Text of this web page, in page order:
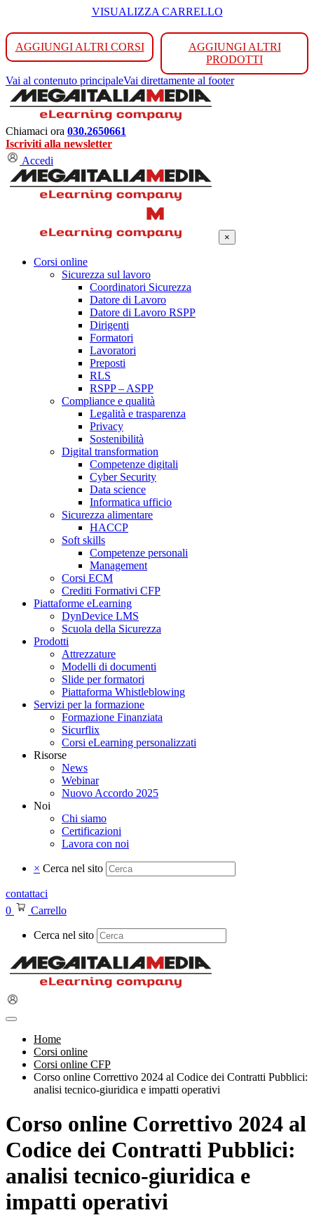
VISUALIZZA CARRELLO
AGGIUNGI ALTRI CORSI
AGGIUNGI ALTRI
PRODOTTI
Vai al contenuto principaleVai direttamente al footer
Chiamaci ora 030.2650661
Iscriviti alla newsletter
Accedi
×
Corsi online
Sicurezza sul lavoro
Coordinatori Sicurezza
Datore di Lavoro
Datore di Lavoro RSPP
Dirigenti
Formatori
Lavoratori
Preposti
RLS
RSPP – ASPP
Compliance e qualità
Legalità e trasparenza
Privacy
Sostenibilità
Digital transformation
Competenze digitali
Cyber Security
Data science
Informatica ufficio
Sicurezza alimentare
HACCP
Soft skills
Competenze personali
Management
Corsi ECM
Crediti Formativi CFP
Piattaforme eLearning
DynDevice LMS
Scuola della Sicurezza
Prodotti
Attrezzature
Modelli di documenti
Slide per formatori
Piattaforma Whistleblowing
Servizi per la formazione
Formazione Finanziata
Sicurflix
Corsi eLearning personalizzati
Risorse
News
Webinar
Nuovo Accordo 2025
Noi
Chi siamo
Certificazioni
Lavora con noi
× Cerca nel sito
contattaci
0
Carrello
Cerca nel sito
Home
Corsi online
Corsi online CFP
Corso online Correttivo 2024 al Codice dei Contratti Pubblici:
analisi tecnico-giuridica e impatti operativi
Corso online Correttivo 2024 al
Codice dei Contratti Pubblici:
analisi tecnico-giuridica e
impatti operativi